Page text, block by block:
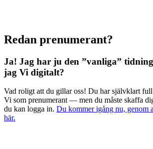
Redan prenumerant?
Ja! Jag har ju den ”vanliga”
jag Vi digitalt?
Vad roligt att du gillar oss! Du har självklart
Vi som prenumerant — men du måste skaffa
du kan logga in. Du kommer igång nu, genom
här.